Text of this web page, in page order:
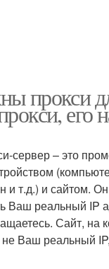
прокси
его
сервер – это
и т.д.) и сайтом.
Ваш реальный IP
Сайт, на
не Ваш реальный